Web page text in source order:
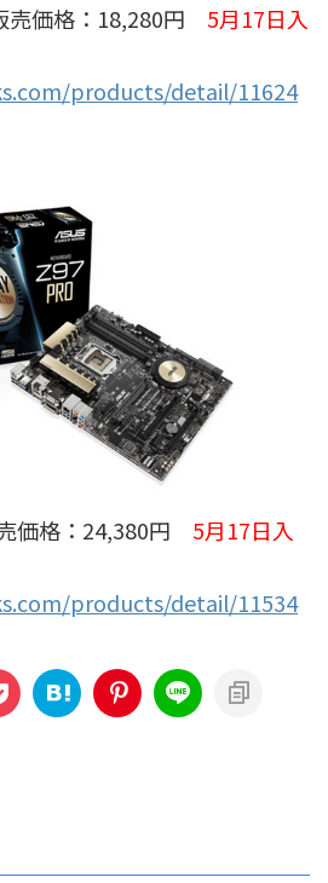
売価格：18,280円 5月17日入
products/detail/11624
価格：24,380円 5月17日入
products/detail/11534